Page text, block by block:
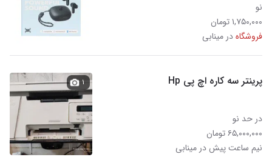
نو
۱,۷۵۰,۰۰۰ تومان
فروشگاهدر مینابی
پرینتر سه کاره اچ پی Hp
در حد نو
۶۵,۰۰۰,۰۰۰ تومان
نیم ساعت پیش در مینابی
۱